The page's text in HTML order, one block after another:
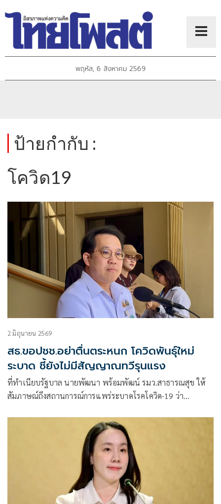
พฤหัส, 6 สิงหาคม 2569
ป้ายกำกับ :
โควิด19
2 มิถุนายน 2569
สธ.ขอปชช.อย่าตื่นตระหนก โควิดพันธุ์ใหม่
ระบาด ชี้ยังไม่มีสัญญาณทวีรุนแรง
ที่ทําเนียบรัฐบาล นายพัฒนา พร้อมพัฒน์ รมว.สาธารณสุข ให้
สัมภาษณ์ถึงสถานการณ์การแพร่ระบาดโรคโควิด-19 ว่า